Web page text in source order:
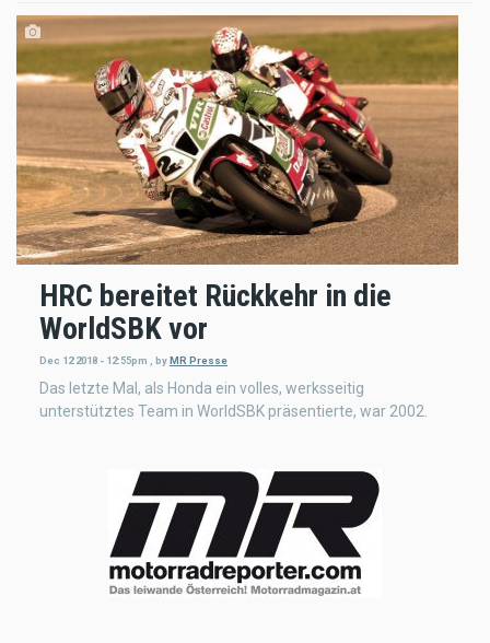
HRC bereitet Rückkehr in die
WorldSBK vor
Dec 12 2018 - 12:55pm byMR Presse
Das letzte Mal, als Honda ein volles, werksseitig
unterstütztes Team in WorldSBK präsentierte, war 2002.